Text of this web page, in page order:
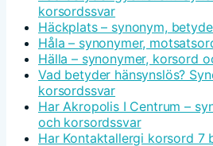
korsordssvar
Häckplats – synonym,
Håla – synonymer,
Hälla – synonymer, korsord
Vad betyder hänsynslös?
korsordssvar
Har Akropolis I Centrum –
och korsordssvar
Har Kontaktallergi korsord 7